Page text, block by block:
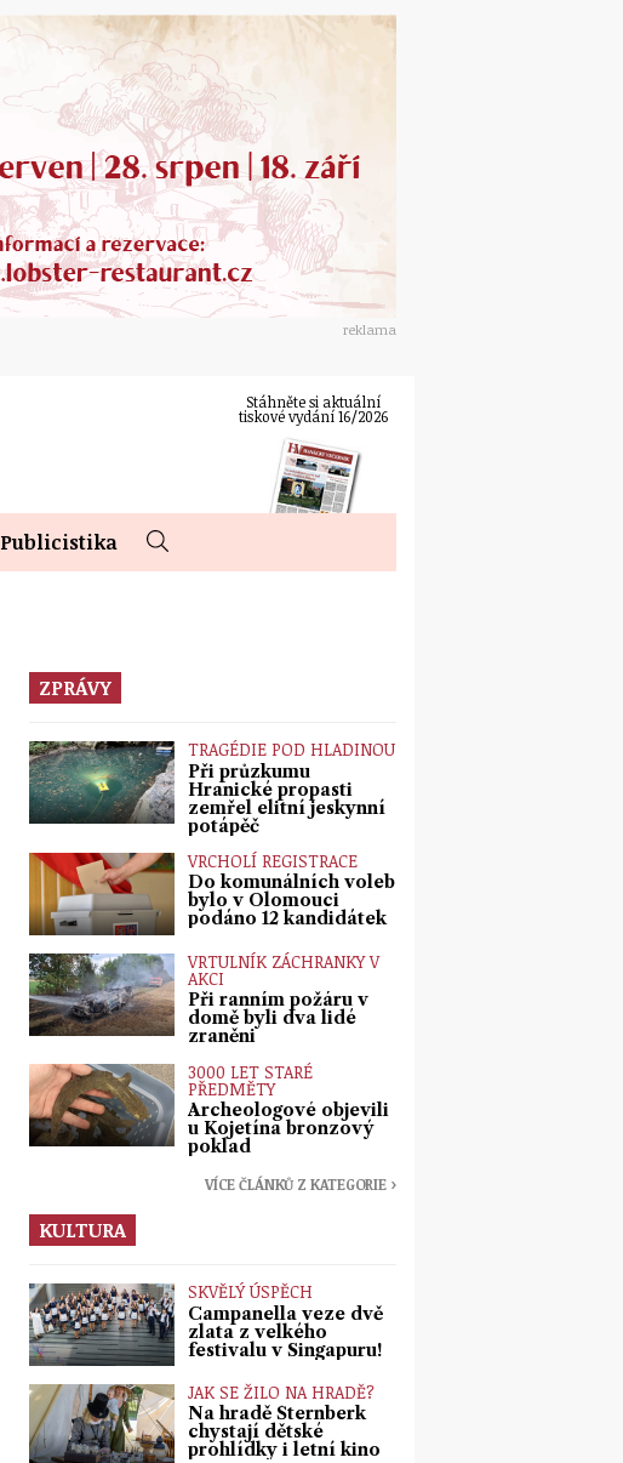
reklama
Stáhněte si aktuální
tiskové vydání 16/2026
Publicistika
ZPRÁVY
TRAGÉDIE POD HLADINOU
Při průzkumu
Hranické propasti
zemřel elitní jeskynní
potápěč
VRCHOLÍ REGISTRACE
Do komunálních voleb
bylo v Olomouci
podáno 12 kandidátek
VRTULNÍK ZÁCHRANKY V
AKCI
Při ranním požáru v
domě byli dva lidé
zraněni
3000 LET STARÉ
PŘEDMĚTY
Archeologové objevili
u Kojetína bronzový
poklad
VÍCE ČLÁNKŮ Z KATEGORIE ›
KULTURA
SKVĚLÝ ÚSPĚCH
Campanella veze dvě
zlata z velkého
festivalu v Singapuru!
JAK SE ŽILO NA HRADĚ?
Na hradě Šternberk
chystají dětské
prohlídky i letní kino